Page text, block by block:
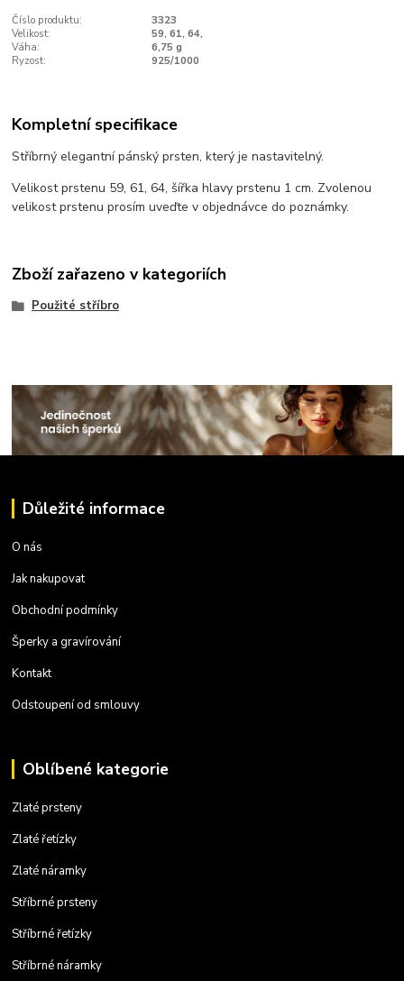
Číslo produktu:
3323
Velikost:
59, 61, 64,
Váha:
6,75 g
Ryzost:
925/1000
Kompletní specifikace
Stříbrný elegantní pánský prsten, který je nastavitelný.
Velikost prstenu 59, 61, 64, šířka hlavy prstenu 1 cm. Zvolenou
velikost prstenu prosím uveďte v objednávce do poznámky.
Zboží zařazeno v kategoriích
Použité stříbro
Důležité informace
O nás
Jak nakupovat
Obchodní podmínky
Šperky a gravírování
Kontakt
Odstoupení od smlouvy
Oblíbené kategorie
Zlaté prsteny
Zlaté řetízky
Zlaté náramky
Stříbrné prsteny
Stříbrné řetízky
Stříbrné náramky